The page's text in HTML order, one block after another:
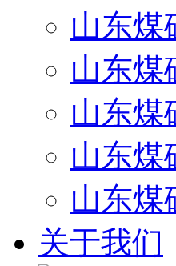
山东煤
山东煤
山东煤
山东煤
山东煤
关于我们